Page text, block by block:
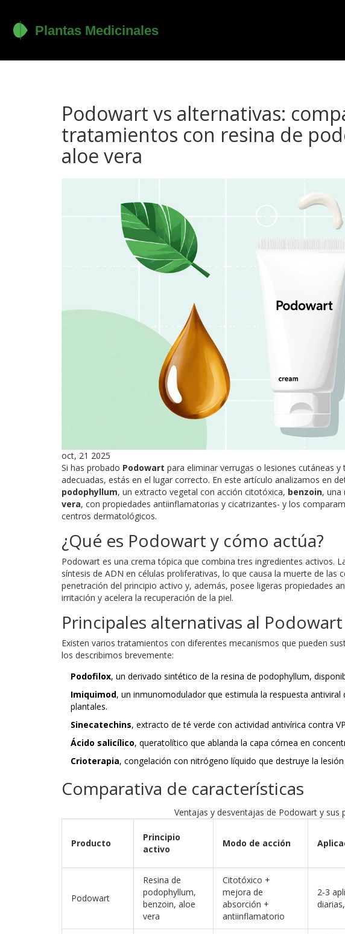
Podowart vs alternativas:
tratamientos con resina de
aloe vera
oct, 21 2025
Si has probado Podowart para eliminar verrugas o lesiones cutáneas
adecuadas, estás en el lugar correcto. En este artículo analizamos en
podophyllum, un extracto vegetal con acción citotóxica, benzoin, una
vera, con propiedades antiinflamatorias y cicatrizantes- y los
centros dermatológicos.
¿Qué es Podowart y cómo actúa?
Podowart es una crema tópica que combina tres ingredientes activos.
síntesis de ADN en células proliferativas, lo que causa la muerte de las
penetración del principio activo y, además, posee ligeras propiedades
irritación y acelera la recuperación de la piel.
Principales alternativas al Podowart
Existen varios tratamientos con diferentes mecanismos que pueden
los describimos brevemente:
Podofilox, un derivado sintético de la resina de podophyllum,
Imiquimod, un inmunomodulador que estimula la respuesta antiviral
plantales.
Sinecatechins, extracto de té verde con actividad antivírica contra
Ácido salicílico, queratolítico que ablanda la capa córnea en
Crioterapia, congelación con nitrógeno líquido que destruye la
Comparativa de características
Ventajas y desventajas de Podowart y sus
Producto
Principio
activo
Modo de acción
Podowart
Resina de
podophyllum,
benzoin, aloe
vera
Citotóxico +
mejora de
absorción +
antiinflamatorio
2‑3